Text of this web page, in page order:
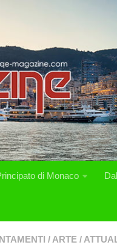
di Monaco
/ ARTE /